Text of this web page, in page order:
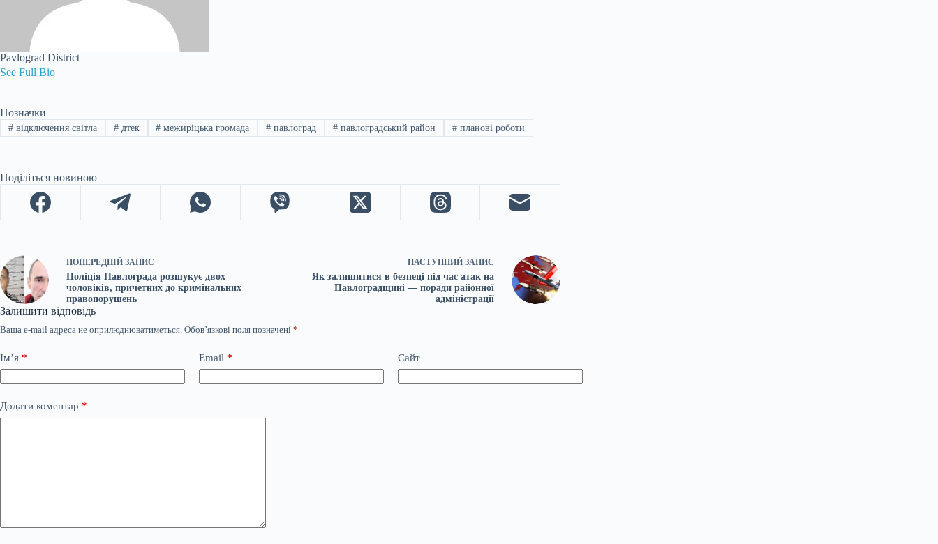
Pavlograd District
See Full Bio
Позначки
#відключення світла #дтек # межиріцька громада # павлоград # павлоградський район #планові роботи
Поділіться новиною
ПОПЕРЕДНІЙ ЗАПИС
Поліція Павлограда розшукує двох
чоловіків, причетних до кримінальних
правопорушень
НАСТУПНИЙ ЗАПИС
Як залишитися в безпеці під час атак на
Павлоградщині — поради районної
адміністрації
Залишити відповідь
Ваша e-mail адреса не оприлюднюватиметься. Обов’язкові поля позначені *
Ім’я * Email * Сайт
Додати коментар *